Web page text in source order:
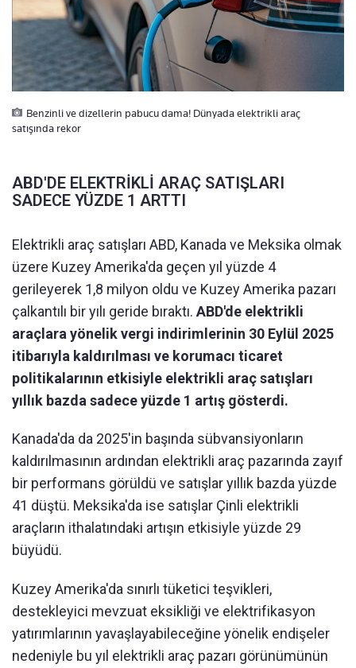
Benzinli ve dizellerin pabucu dama! Dünyada elektrikli araç
satışında rekor
ABD'DE ELEKTRİKLİ ARAÇ SATIŞLARI
SADECE YÜZDE 1 ARTTI
Elektrikli araç satışları ABD, Kanada ve Meksika olmak
üzere Kuzey Amerika'da geçen yıl yüzde 4
gerileyerek 1,8 milyon oldu ve Kuzey Amerika pazarı
çalkantılı bir yılı geride bıraktı. ABD'de elektrikli
araçlara yönelik vergi indirimlerinin 30 Eylül 2025
itibarıyla kaldırılması ve korumacı ticaret
politikalarının etkisiyle elektrikli araç satışları
yıllık bazda sadece yüzde 1 artış gösterdi.
Kanada'da da 2025'in başında sübvansiyonların
kaldırılmasının ardından elektrikli araç pazarında zayıf
bir performans görüldü ve satışlar yıllık bazda yüzde
41 düştü. Meksika'da ise satışlar Çinli elektrikli
araçların ithalatındaki artışın etkisiyle yüzde 29
büyüdü.
Kuzey Amerika'da sınırlı tüketici teşvikleri,
destekleyici mevzuat eksikliği ve elektrifikasyon
yatırımlarının yavaşlayabileceğine yönelik endişeler
nedeniyle bu yıl elektrikli araç pazarı görünümünün